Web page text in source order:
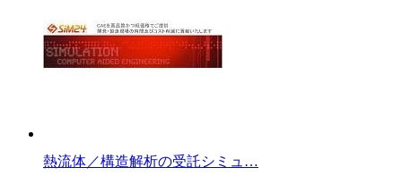
熱流体／構造解析の受託シミュ…